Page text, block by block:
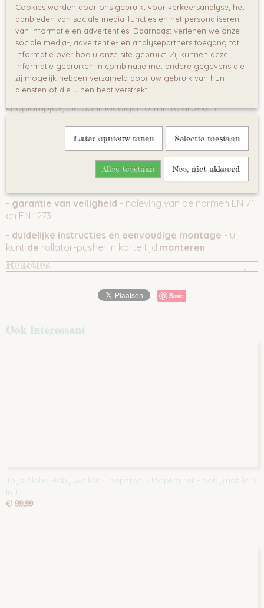
educatief paneel- bevat een aantal verrassingen die
op kleine ontdekkingsreizigers wachten: rammelaars,
lampjes en knoppen
juiste plaatsing van de rugleuning - verzorgd door een
voorgevormde zitting en een verstevigde rugleuning
- een paneel dat onder de voeten van het kind moet
worden geplaatst- het heeft grote gekleurde
knoplampjes, die aanmoedigen om in te drukken
comfortabele aanpassing van de zithoogte aan de
lengte van het kind- zorgt voor een goed contact van
de voeten van het kind met de grond
oogstrelende kleuren en hoogwaardig
- esthetische kartonnen verpakking
- garantie van veiligheid - naleving van de normen EN 71
en EN 1273
- duidelijke instructies en eenvoudige montage - u
kunt de rollator-pusher in korte tijd monteren
Reacties
Save
Ook interessant
Toys Aloha Baby walker - loopstoel - looptrainer - babymobile 3
in 1
€ 99,99
Cookies worden door ons gebruikt voor verkeersanalyse, het
aanbieden van sociale media-functies en het personaliseren
van informatie en advertenties. Daarnaast verlenen we onze
sociale media-, advertentie- en analysepartners toegang tot
informatie over hoe u onze site gebruikt. Zij kunnen deze
informatie gebruiken in combinatie met andere gegevens die
zij mogelijk hebben verzameld door uw gebruik van hun
diensten of die u hen hebt verstrekt.
Later opnieuw tonen Selectie toestaan
Alles toestaan Nee, niet akkoord